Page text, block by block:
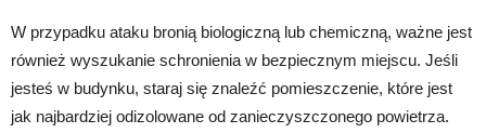
W przypadku ataku bronią biologiczną lub chemiczną, ważne jest
również wyszukanie schronienia w bezpiecznym miejscu. Jeśli
jesteś w budynku, staraj się znaleźć pomieszczenie, które jest
jak najbardziej odizolowane od zanieczyszczonego powietrza.